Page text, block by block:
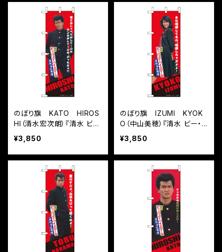
のぼり旗 KATO HIROS
HI（清水宏次朗）『清水 ビ
ー・バップ・ハイスクール 高
校与太郎祭』
¥3,850
のぼり旗 IZUMI KYOK
O（中山美穂）『清水 ビー・
バップ・ハイスクール 高校
与太郎祭』
¥3,850